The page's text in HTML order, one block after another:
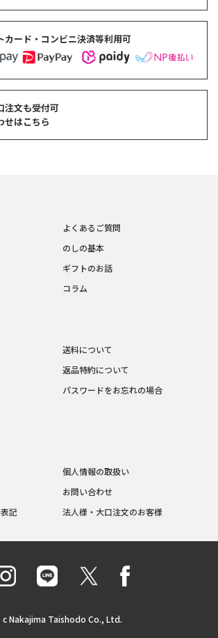
カード・コンビニ決済等利用可
注文も受付可
せはこちら
よくあるご質問
のしの基本
ギフトのお話
コラム
送料について
返品特約について
パスワードをお忘れの場合
記
個人情報の取扱い
お問い合わせ
法人様・大口注文のお客様
c Nakajima Taishodo Co., Ltd.